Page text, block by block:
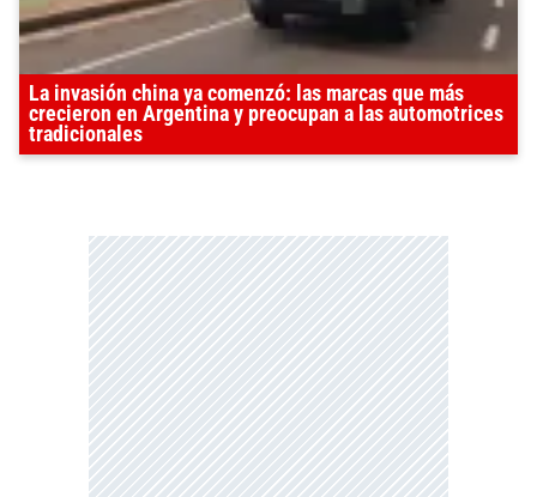
La invasión china ya comenzó: las marcas que más
crecieron en Argentina y preocupan a las automotrices
tradicionales